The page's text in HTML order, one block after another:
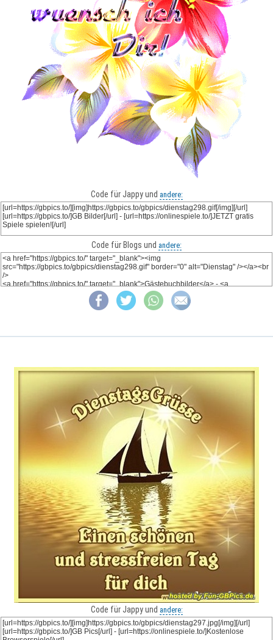
Code für Jappy und andere:
Code für Blogs und andere:
Code für Jappy und andere: